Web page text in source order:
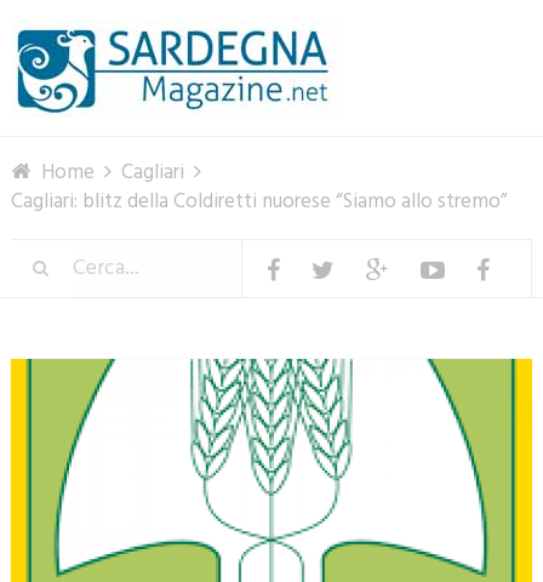
Home
Cagliari
Cagliari: blitz della Coldiretti nuorese “Siamo allo stremo”